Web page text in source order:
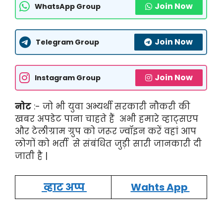
WhatsApp Group Join Now
Telegram Group Join Now
Instagram Group Join Now
नोट :- जो भी युवा अभ्यर्थी सरकारी नौकरी की
खबर अपडेट पाना चाहते हैं अभी हमारे व्हाट्सएप
और टेलीग्राम ग्रुप को जरूर ज्वॉइन करें वहां आप
लोगों को भर्ती से संबंधित जुड़ी सारी जानकारी दी
जाती है |
व्हाट अप्प Wahts App